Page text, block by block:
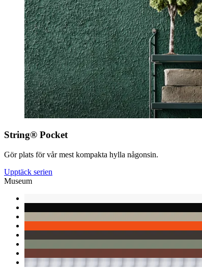
String® Pocket
Gör plats för vår mest kompakta hylla någonsin.
Upptäck serien
Museum